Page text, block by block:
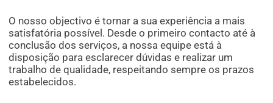
O nosso objectivo é tornar a sua experiência a mais
satisfatória possível. Desde o primeiro contacto até à
conclusão dos serviços, a nossa equipe está à
disposição para esclarecer dúvidas e realizar um
trabalho de qualidade, respeitando sempre os prazos
estabelecidos.